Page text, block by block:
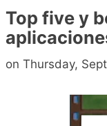
Top five y
on Thursday,